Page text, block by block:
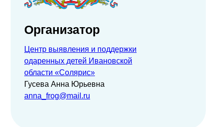
Центр выявления и поддержки
одаренных детей Ивановской
области «Солярис»
Гусева Анна Юрьевна
anna_frog@mail.ru
Организатор